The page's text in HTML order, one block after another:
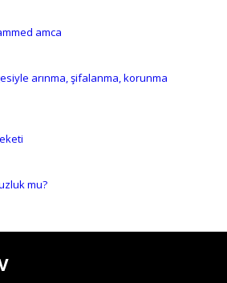
amca
arınma, şifalanma, korunma
mu?